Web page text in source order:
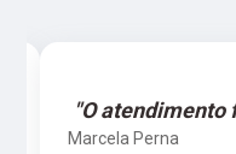
"O atendimento
Marcela Perna